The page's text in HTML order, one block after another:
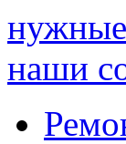
наши